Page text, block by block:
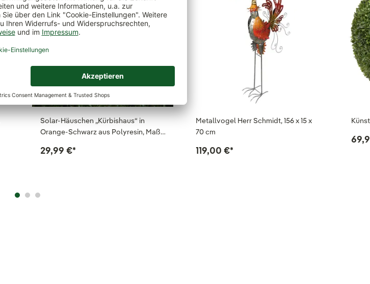
Solar-Häuschen „Kürbishaus“ in
Orange-Schwarz aus Polyresin, Maß…
29,99 €*
Metallvogel Herr Schmidt, 156 x 15 x
70 cm
119,00 €*